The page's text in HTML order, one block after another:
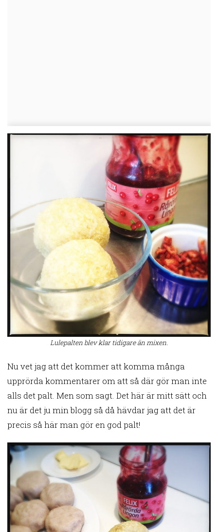
Lulepalten blev klar tidigare än mixen.
Nu vet jag att det kommer att komma många
upprörda kommentarer om att så där gör man inte
alls det palt. Men som sagt. Det här är mitt sätt och
nu är det ju min blogg så då hävdar jag att det är
precis så här man gör en god palt!